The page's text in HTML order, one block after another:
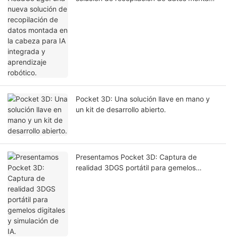
Pocket 3D: Una solución llave en mano y
un kit de desarrollo abierto.
Presentamos Pocket 3D: Captura de
realidad 3DGS portátil para gemelos